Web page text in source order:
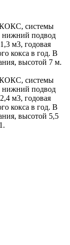
системы
нижний подвод
м3, годовая
кокса в год. В
высотой 7 м.
системы
нижний подвод
м3, годовая
кокса в год. В
высотой 5,5